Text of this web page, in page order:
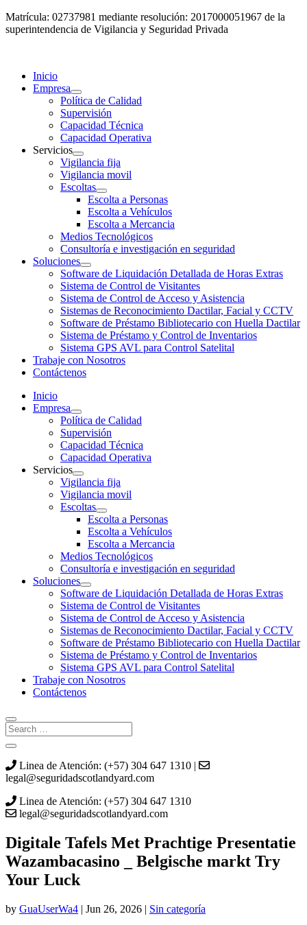
Matrícula: 02737981 mediante resolución: 2017000051967 de la
superintendencia de Vigilancia y Seguridad Privada
Inicio
Empresa
Política de Calidad
Supervisión
Capacidad Técnica
Capacidad Operativa
Servicios
Vigilancia fija
Vigilancia movil
Escoltas
Escolta a Personas
Escolta a Vehículos
Escolta a Mercancia
Medios Tecnológicos
Consultoría e investigación en seguridad
Soluciones
Software de Liquidación Detallada de Horas Extras
Sistema de Control de Visitantes
Sistema de Control de Acceso y Asistencia
Sistemas de Reconocimiento Dactilar, Facial y CCTV
Software de Préstamo Bibliotecario con Huella Dactilar
Sistema de Préstamo y Control de Inventarios
Sistema GPS AVL para Control Satelital
Trabaje con Nosotros
Contáctenos
Inicio
Empresa
Política de Calidad
Supervisión
Capacidad Técnica
Capacidad Operativa
Servicios
Vigilancia fija
Vigilancia movil
Escoltas
Escolta a Personas
Escolta a Vehículos
Escolta a Mercancia
Medios Tecnológicos
Consultoría e investigación en seguridad
Soluciones
Software de Liquidación Detallada de Horas Extras
Sistema de Control de Visitantes
Sistema de Control de Acceso y Asistencia
Sistemas de Reconocimiento Dactilar, Facial y CCTV
Software de Préstamo Bibliotecario con Huella Dactilar
Sistema de Préstamo y Control de Inventarios
Sistema GPS AVL para Control Satelital
Trabaje con Nosotros
Contáctenos
Linea de Atención: (+57) 304 647 1310 |
legal@seguridadscotlandyard.com
Linea de Atención: (+57) 304 647 1310
legal@seguridadscotlandyard.com
Digitale Tafels Met Prachtige Presentatie
Wazambacasino _ Belgische markt Try
Your Luck
by GuaUserWa4 | Jun 26, 2026 | Sin categoría